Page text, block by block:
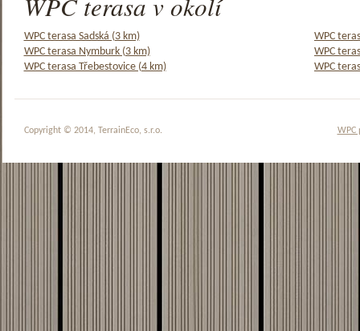
WPC terasa Sadská (3 km)
WPC
WPC terasa Nymburk (3 km)
WPC
WPC terasa Třebestovice (4 km)
WPC
WPC
Copyright © 2014, TerrainEco, s.r.o.